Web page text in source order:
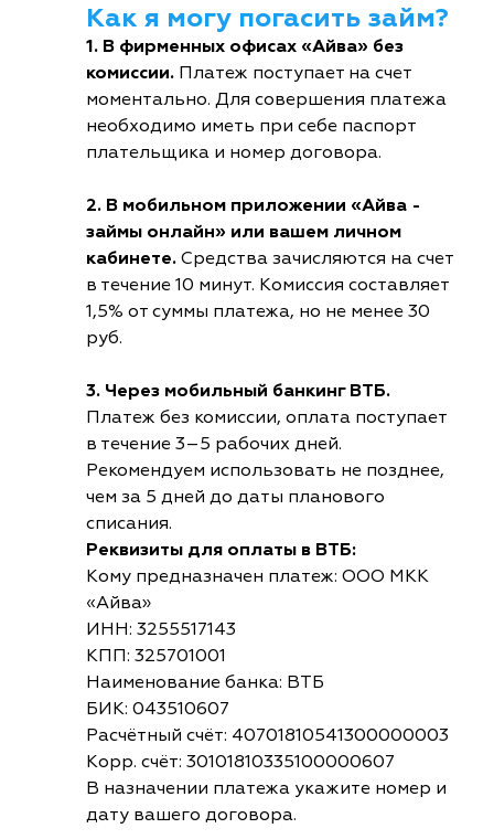
Как я могу погасить займ?
1. В фирменных офисах «Айва» без
комиссии. Платеж поступает на счет
моментально. Для совершения платежа
необходимо иметь при себе паспорт
плательщика и номер договора.
2. В мобильном приложении «Айва -
займы онлайн» или вашем личном
кабинете. Средства зачисляются на счет
в течение 10 минут. Комиссия составляет
1,5% от суммы платежа, но не менее 30
руб.
3. Через мобильный банкинг ВТБ.
Платеж без комиссии, оплата поступает
в течение 3–5 рабочих дней.
Рекомендуем использовать не позднее,
чем за 5 дней до даты планового
списания.
Реквизиты для оплаты в ВТБ:
Кому предназначен платеж: ООО МКК
«Айва»
ИНН: 3255517143
КПП: 325701001
Наименование банка: ВТБ
БИК: 043510607
Расчётный счёт: 40701810541300000003
Корр. счёт: 30101810335100000607
В назначении платежа укажите номер и
дату вашего договора.